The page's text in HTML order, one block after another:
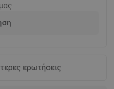
ερωτήσεις